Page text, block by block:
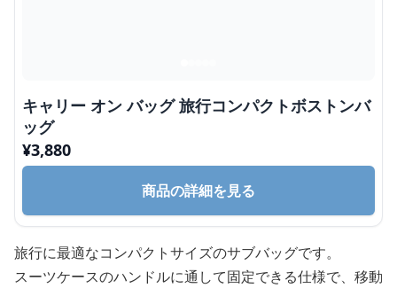
キャリー オン バッグ 旅行コンパクトボストンバ
ッグ
¥3,880
商品の詳細を見る
旅行に最適なコンパクトサイズのサブバッグです。
スーツケースのハンドルに通して固定できる仕様で、移動